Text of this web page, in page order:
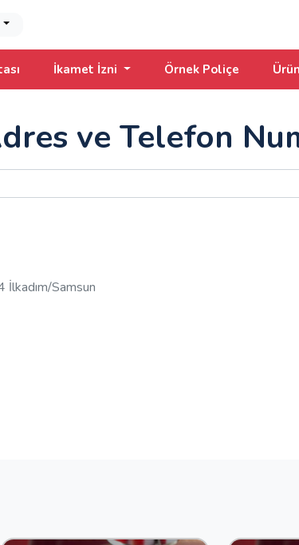
İkamet İzni Örnek Poliçe
ve Telefon
İlkadım/Samsun